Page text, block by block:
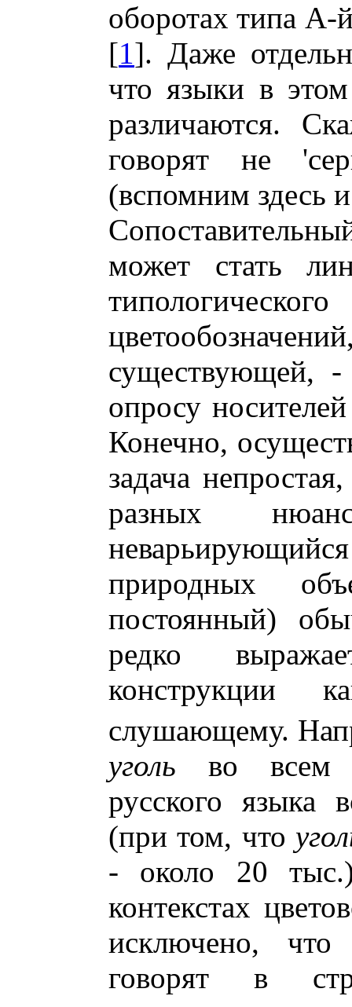
оборотах типа А-
[1]. Даже
что языки в
различаются.
говорят не
(вспомним здесь
может стать
существующей, -
опросу
Конечно,
задача
разных
природных
постоянный)
редко
конструкции
слушающему.
уголь во всем
русского языка
(при том, что
- около 20
контекстах
исключено,
говорят в